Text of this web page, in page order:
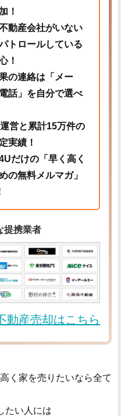
！
動産会社がいない
トロールしている
！
の連絡は「メー
話」を自分で選べ
営と累計15万件の
実績！
だけの「早く高く
の無料メルマガ」
提携業者
動産売却はこちら
く家を売りたいなら全て
たい人には